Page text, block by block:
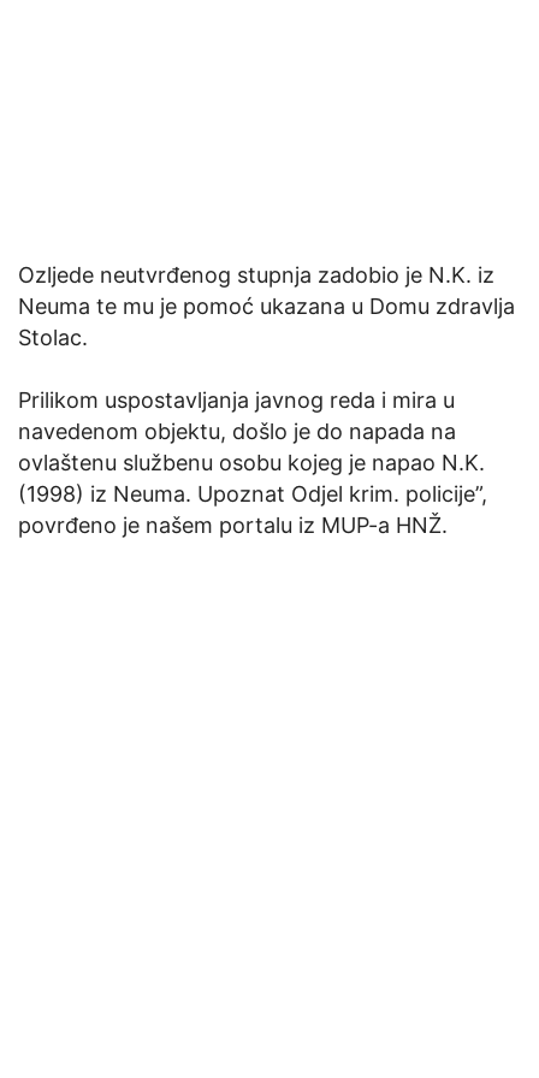
Ozljede neutvrđenog stupnja zadobio je N.K. iz
Neuma te mu je pomoć ukazana u Domu zdravlja
Stolac.
Prilikom uspostavljanja javnog reda i mira u
navedenom objektu, došlo je do napada na
ovlaštenu službenu osobu kojeg je napao N.K.
(1998) iz Neuma. Upoznat Odjel krim. policije”,
povrđeno je našem portalu iz MUP-a HNŽ.